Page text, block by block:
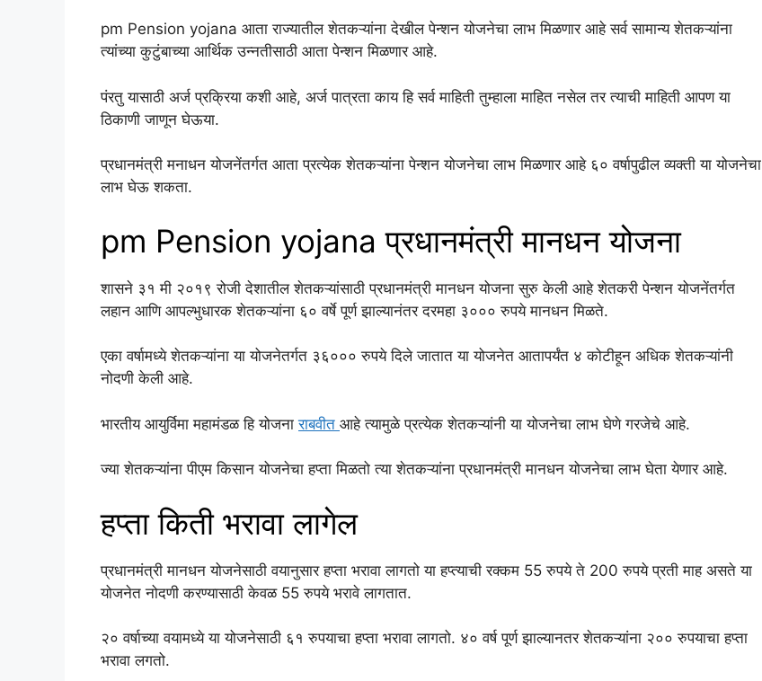
pm Pension yojana आता राज्यातील शेतकऱ्यांना देखील पेन्शन योजनेचा लाभ मिळणार आहे सर्व सामान्य शेतकऱ्यांना
त्यांच्या कुटुंबाच्या आर्थिक उन्नतीसाठी आता पेन्शन मिळणार आहे.
पंरतु यासाठी अर्ज प्रक्रिया कशी आहे, अर्ज पात्रता काय हि सर्व माहिती तुम्हाला माहित नसेल तर त्याची माहिती आपण या
ठिकाणी जाणून घेऊया.
प्रधानमंत्री मनाधन योजनेंतर्गत आता प्रत्येक शेतकऱ्यांना पेन्शन योजनेचा लाभ मिळणार आहे ६० वर्षापुढील व्यक्ती या योजनेचा
लाभ घेऊ शकता.
pm Pension yojana प्रधानमंत्री मानधन योजना
शासने ३१ मी २०१९ रोजी देशातील शेतकऱ्यांसाठी प्रधानमंत्री मानधन योजना सुरु केली आहे शेतकरी पेन्शन योजनेंतर्गत
लहान आणि आपल्भुधारक शेतकऱ्यांना ६० वर्षे पूर्ण झाल्यानंतर दरमहा ३००० रुपये मानधन मिळते.
एका वर्षामध्ये शेतकऱ्यांना या योजनेतर्गत ३६००० रुपये दिले जातात या योजनेत आतापर्यंत ४ कोटीहून अधिक शेतकऱ्यांनी
नोदणी केली आहे.
भारतीय आयुर्विमा महामंडळ हि योजनाराबवीत आहे त्यामुळे प्रत्येक शेतकऱ्यांनी या योजनेचा लाभ घेणे गरजेचे आहे.
ज्या शेतकऱ्यांना पीएम किसान योजनेचा हप्ता मिळतो त्या शेतकऱ्यांना प्रधानमंत्री मानधन योजनेचा लाभ घेता येणार आहे.
हप्ता किती भरावा लागेल
प्रधानमंत्री मानधन योजनेसाठी वयानुसार हप्ता भरावा लागतो या हप्त्याची रक्कम 55 रुपये ते 200 रुपये प्रती माह असते या
योजनेत नोदणी करण्यासाठी केवळ 55 रुपये भरावे लागतात.
२० वर्षाच्या वयामध्ये या योजनेसाठी ६१ रुपयाचा हप्ता भरावा लागतो. ४० वर्ष पूर्ण झाल्यानतर शेतकऱ्यांना २०० रुपयाचा हप्ता
भरावा लगतो.